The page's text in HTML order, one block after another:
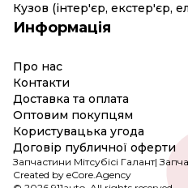
Кузов (інтер'єр, екстер'єр,
Информація
Про нас
Контакти
Доставка та оплата
Оптовим покупцям
Користувацька угода
Договір публичної оферти
Created by eCore.Agency
Запчастини Мітсубісі Галант|